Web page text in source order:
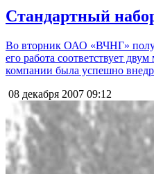
Стандартный
Во вторник ОАО «ВЧНГ»
его работа соответствует
компании была успешно
08 декабря 2007 09:12